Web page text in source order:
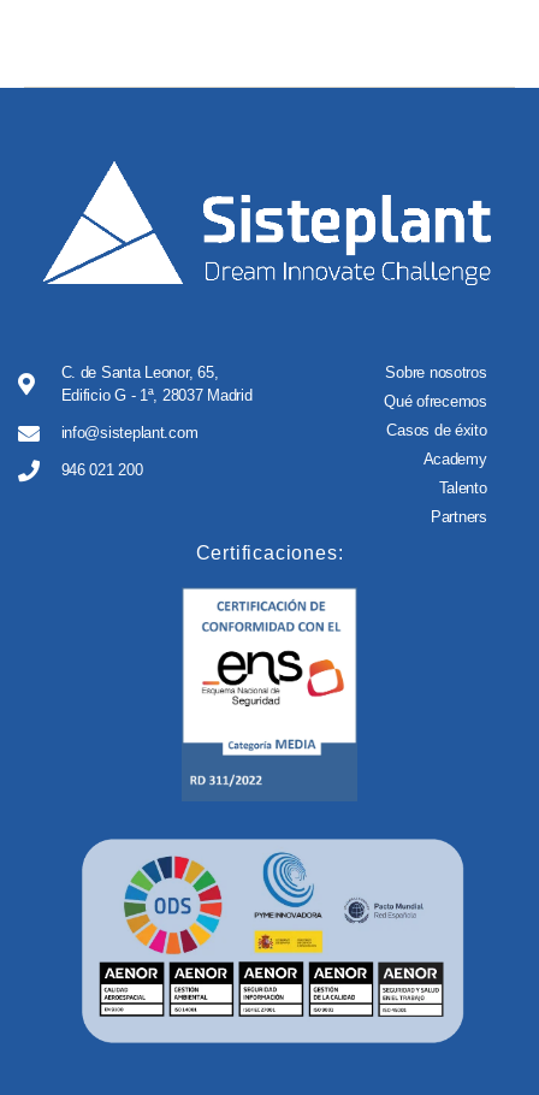
C. de Santa Leonor, 65,
Edificio G - 1ª, 28037 Madrid
info@sisteplant.com
946 021 200
Sobre nosotros
Qué ofrecemos
Casos de éxito
Academy
Talento
Partners
Certificaciones: